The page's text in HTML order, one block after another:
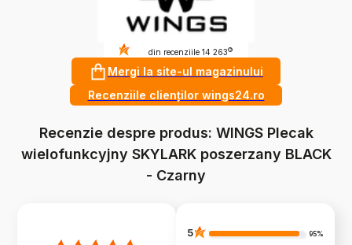
4.9din recenziile 14 263 ?
Mergi la site-ul magazinului
Recenziile clienților wings24.ro
Recenzie despre produs: WINGS Plecak
wielofunkcyjny SKYLARK poszerzany BLACK
- Czarny
5 95%